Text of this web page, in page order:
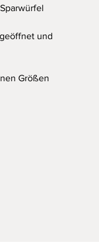
und
Größen